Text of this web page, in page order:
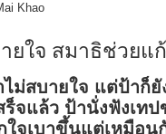
Khao
ยใจ สมาธิช่วยแ
ม่สบายใจ แต่ป้าก็
จแล้ว ป้านั่งฟังเทป
ใจเบาขึ้นแต่เหมือ